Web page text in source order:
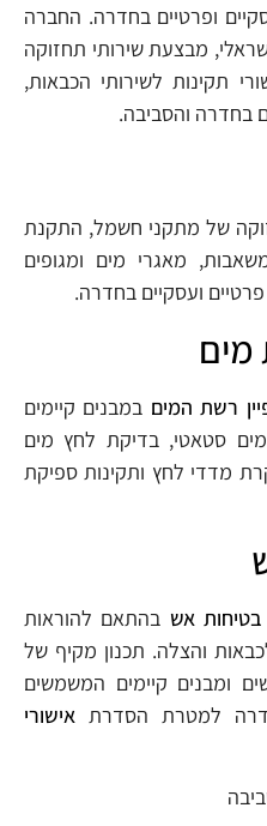
ופרטיים בחדרה. החברה
מבצעת שירותי תחזוקה
תקינות לשירותי הכבאות,
בחדרה והסביבה.
של מתקני חשמל, התקנת
מאגרי מים ומגופים
ועסקיים בחדרה.
מים
רשת המים במבנים קיימים
סטאטי, בדיקת לחץ מים
מדדי לחץ ותקינות ספיקת
בטיחות אש בהתאם להוראות
והצלה. תכנון מקיף של
ומבנים קיימים המשמשים
למטרת הסדרת אישורי